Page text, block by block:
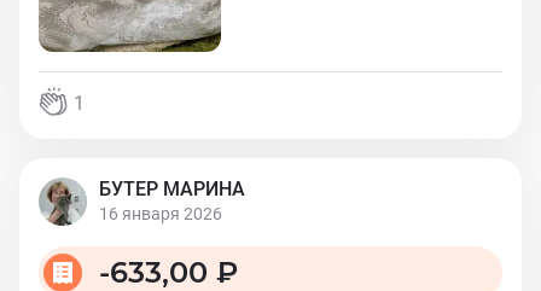
1
БУТЕР МАРИНА
16 января 2026
-633,00 ₽